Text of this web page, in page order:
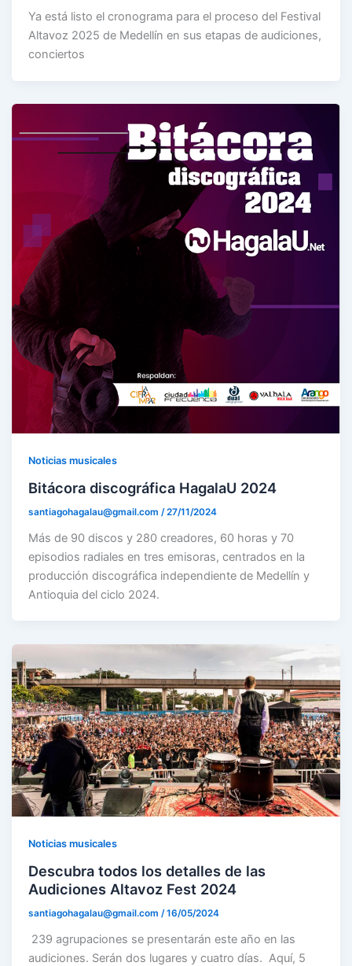
Ya está listo el cronograma para el proceso del Festival
Altavoz 2025 de Medellín en sus etapas de audiciones,
conciertos
Noticias musicales
Bitácora discográfica HagalaU 2024
santiagohagalau@gmail.com /27/11/2024
Más de 90 discos y 280 creadores, 60 horas y 70
episodios radiales en tres emisoras, centrados en la
producción discográfica independiente de Medellín y
Antioquia del ciclo 2024.
Noticias musicales
Descubra todos los detalles de las
Audiciones Altavoz Fest 2024
santiagohagalau@gmail.com/16/05/2024
239 agrupaciones se presentarán este año en las
audiciones. Serán dos lugares y cuatro días. Aquí, 5